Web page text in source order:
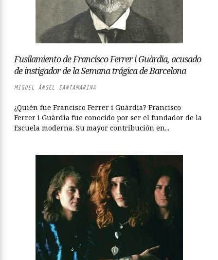
Fusilamiento de Francisco Ferrer i Guàrdia, acusado
de instigador de la Semana trágica de Barcelona
MIGUEL ÁNGEL SANTAMARINA
¿Quién fue Francisco Ferrer i Guàrdia? Francisco
Ferrer i Guàrdia fue conocido por ser el fundador de la
Escuela moderna. Su mayor contribución en...